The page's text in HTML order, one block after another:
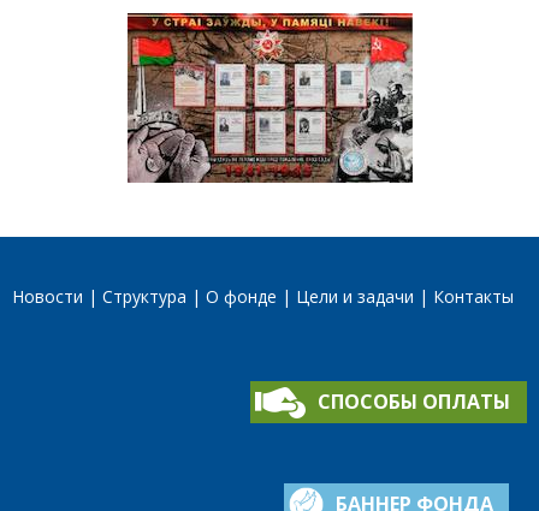
Новости Структура О фонде Цели и задачи Контакты
СПОСОБЫ ОПЛАТЫ
БАННЕР ФОНДА